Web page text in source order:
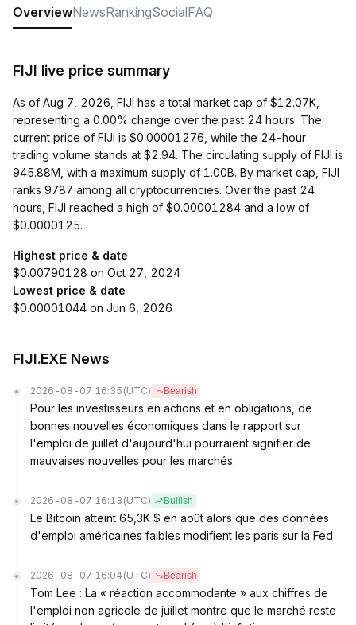
OverviewNewsRankingSocialFAQ
FIJI live price summary
As of Aug 7, 2026, FIJI has a total market cap of $12.07K,
representing a 0.00% change over the past 24 hours. The
current price of FIJI is $0.00001276, while the 24-hour
trading volume stands at $2.94. The circulating supply of FIJI is
945.88M, with a maximum supply of 1.00B. By market cap, FIJI
ranks 9787 among all cryptocurrencies. Over the past 24
hours, FIJI reached a high of $0.00001284 and a low of
$0.0000125.
Highest price & date
$0.00790128 on Oct 27, 2024
Lowest price & date
$0.00001044 on Jun 6, 2026
FIJI.EXE News
2026-08-07 16:35 (UTC) Bearish
Pour les investisseurs en actions et en obligations, de
bonnes nouvelles économiques dans le rapport sur
l'emploi de juillet d'aujourd'hui pourraient signifier de
mauvaises nouvelles pour les marchés.
2026-08-07 16:13 (UTC) Bullish
Le Bitcoin atteint 65,3K $ en août alors que des données
d'emploi américaines faibles modifient les paris sur la Fed
2026-08-07 16:04 (UTC) Bearish
Tom Lee : La « réaction accommodante » aux chiffres de
l'emploi non agricole de juillet montre que le marché reste